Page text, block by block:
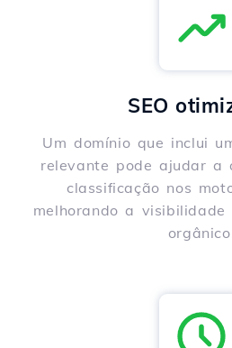
SEO
Um domínio que inclui
relevante pode ajudar a
classificação nos
melhorando a